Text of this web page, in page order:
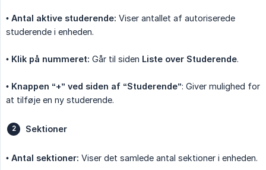
• Antal aktive studerende: Viser antallet af autoriserede
studerende i enheden.
• Klik på nummeret: Går til siden Liste over Studerende.
• Knappen “+” ved siden af “Studerende”: Giver mulighed for
at tilføje en ny studerende.
Sektioner
• Antal sektioner: Viser det samlede antal sektioner i enheden.